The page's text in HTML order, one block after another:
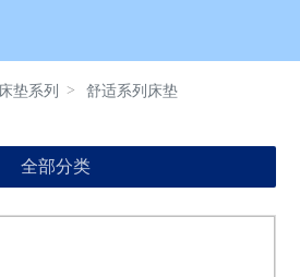
床垫系列
舒适系列床垫
全部分类